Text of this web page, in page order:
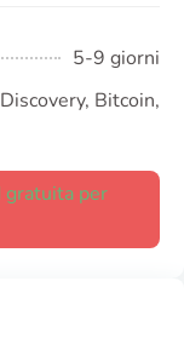
5-9 giorni
Bitcoin,
gratuita per